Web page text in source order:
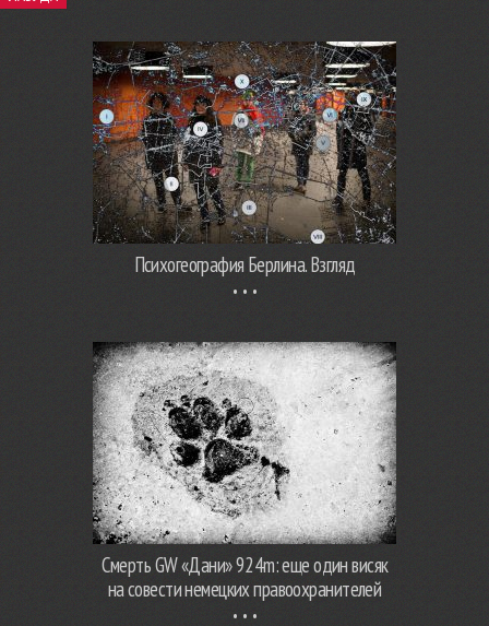
Психогеография Берлина. Взгляд
Смерть GW «Дани» 924m: еще один висяк
на совести немецких правоохранителей